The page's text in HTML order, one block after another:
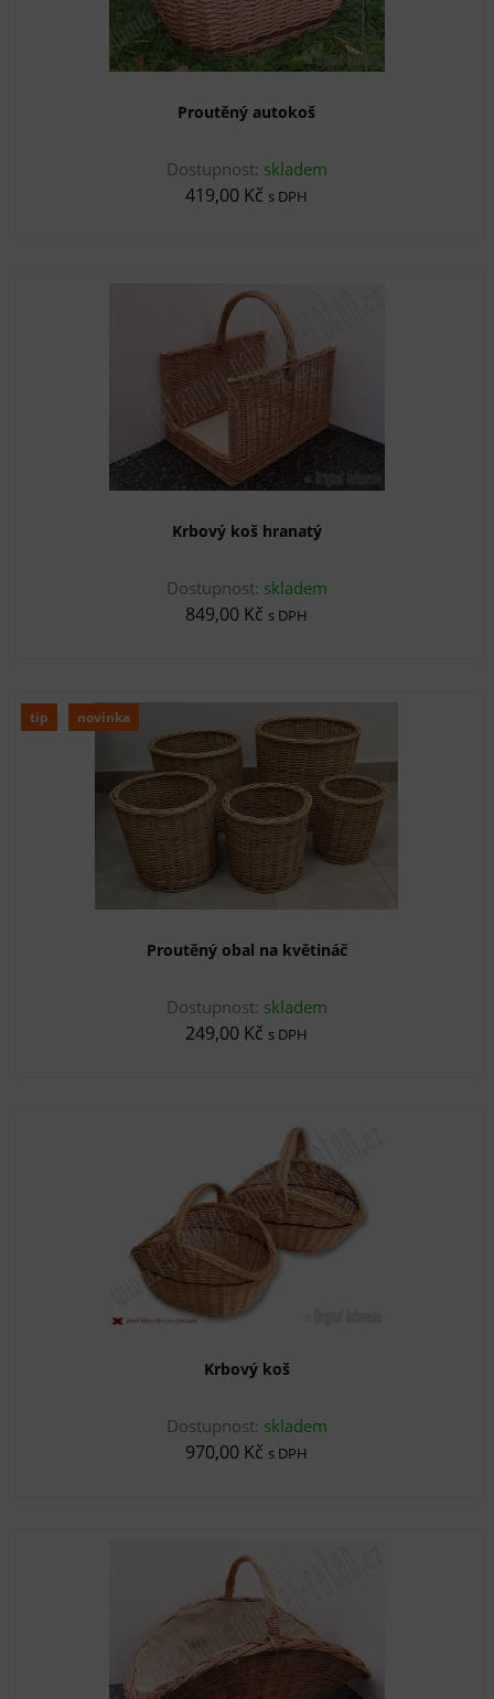
Proutěný autokoš
Dostupnost: skladem
419,00 Kč s DPH
Krbový koš hranatý
Dostupnost: skladem
849,00 Kč s DPH
tip novinka
Proutěný obal na květináč
Dostupnost: skladem
249,00 Kč s DPH
Krbový koš
Dostupnost: skladem
970,00 Kč s DPH